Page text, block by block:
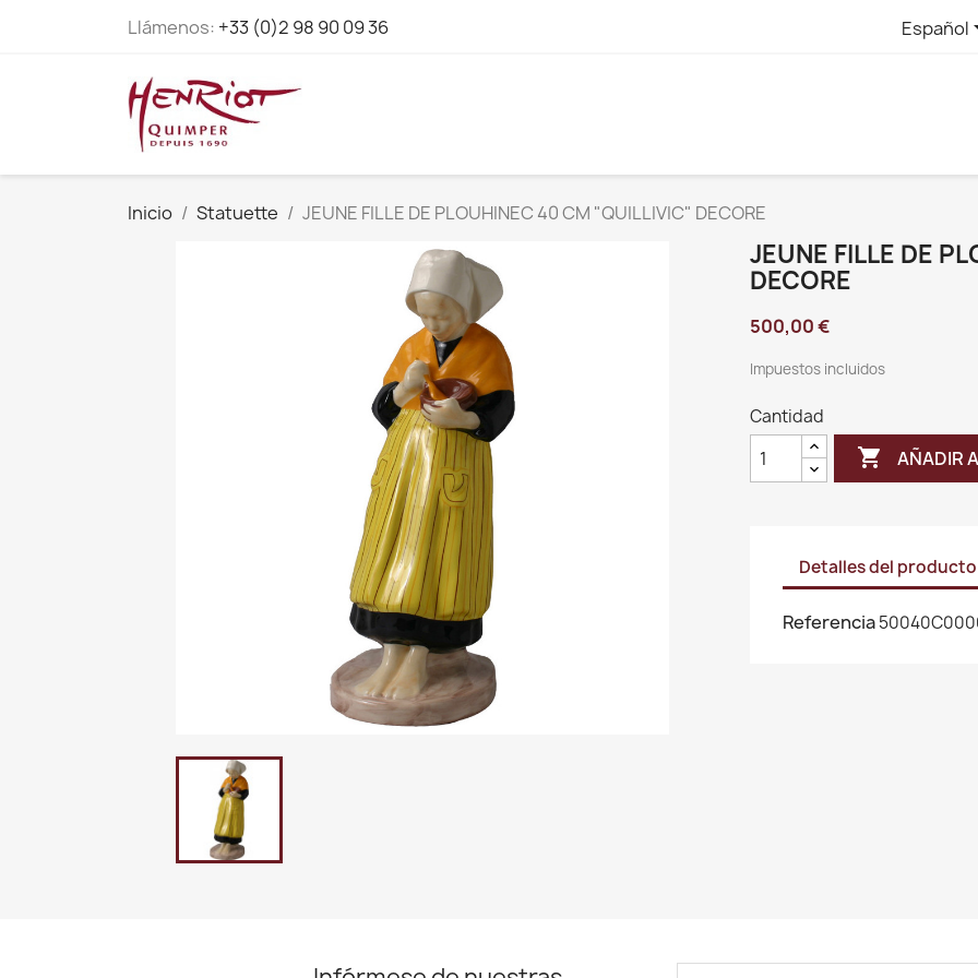
Llámenos: +33 (0)2 98 90 09 36 Español
Inicio Statuette JEUNE FILLE DE PLOUHINEC 40 CM "QUILLIVIC" DECORE
JEUNE FILLE DE
DECORE
500,00 €
Impuestos incluidos
Cantidad
 AÑADIR
Detalles del producto
Referencia